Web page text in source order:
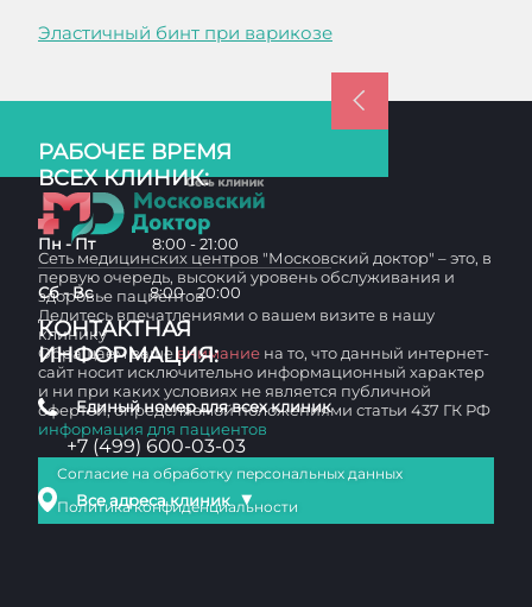
Эластичный бинт при варикозе
РАБОЧЕЕ ВРЕМЯ
ВСЕХ КЛИНИК:
Пн - Пт 8:00 - 21:00
Сб - Вс 8:00 - 20:00
КОНТАКТНАЯ
ИНФОРМАЦИЯ:
Единый номер для всех клиник
+7 (499) 600-03-03
Все адреса клиник ▼
Сеть медицинских центров "Московский доктор" – это, в
первую очередь, высокий уровень обслуживания и
здоровье пациентов
Делитесь впечатлениями о вашем визите в нашу
клинику
Обращаем вашевнимание на то, что данный интернет-
сайт носит исключительно информационный характер
и ни при каких условиях не является публичной
офертой, определяемой положениями статьи 437 ГК РФ
информация для пациентов
Согласие на обработку персональных данных
Политика конфиденциальности